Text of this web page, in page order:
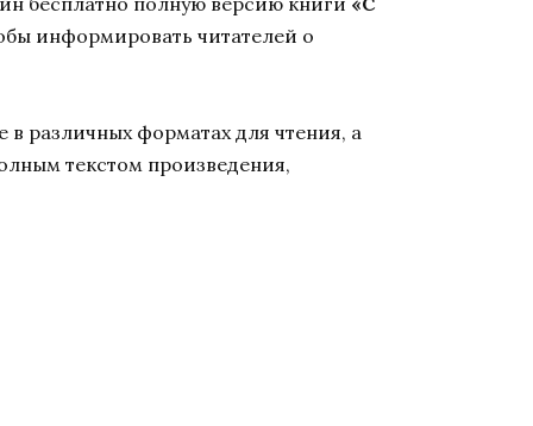
информировать читателей о
различных форматах для чтения, а
текстом произведения,